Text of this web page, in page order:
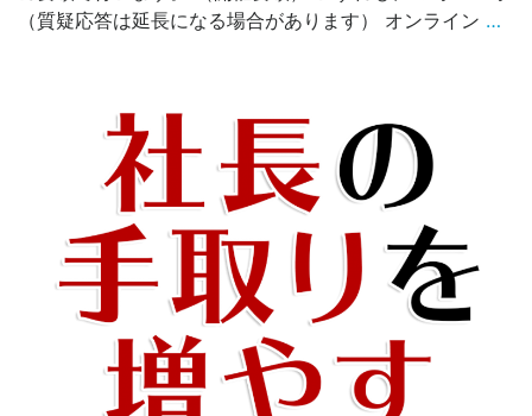
（質疑応答は延長になる場合があります） オンライン …